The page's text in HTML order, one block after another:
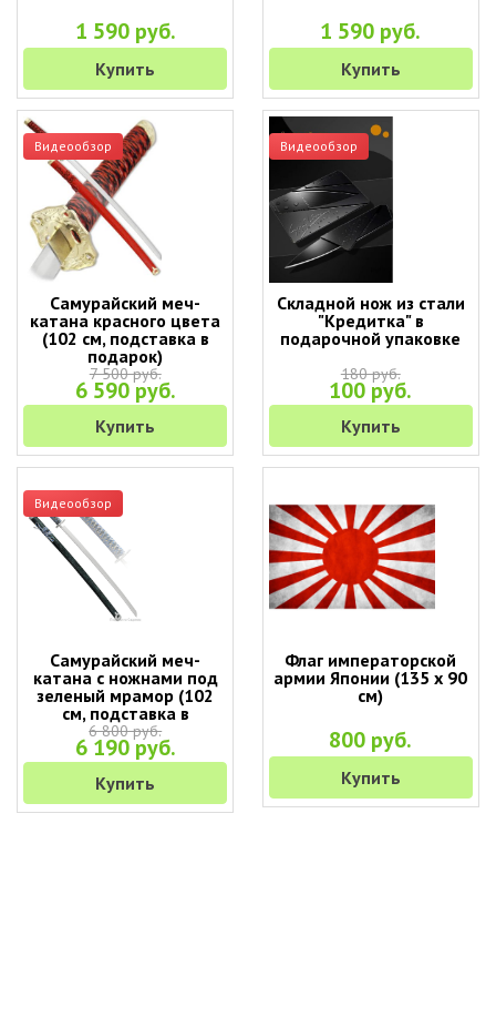
1 590 руб.
Купить
1 590 руб.
Купить
Видеообзор
Самурайский меч-
катана красного цвета
(102 см, подставка в
подарок)
7 500 руб.
6 590 руб.
Купить
Видеообзор
Складной нож из стали
"Кредитка" в
подарочной упаковке
180 руб.
100 руб.
Купить
Видеообзор
Самурайский меч-
катана с ножнами под
зеленый мрамор (102
см, подставка в
подарок)
6 800 руб.
6 190 руб.
Купить
Флаг императорской
армии Японии (135 х 90
см)
800 руб.
Купить